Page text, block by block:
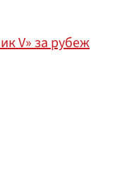
V» за рубеж